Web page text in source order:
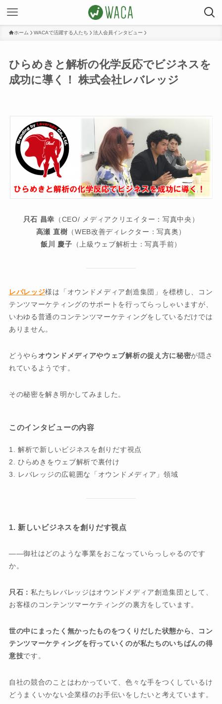
ホーム WACAで活躍する人たち 法人会員インタビュー
ひらめきと解析の化学反応でビジネスを
成功に導く！ 株式会社レバレッジ
只石 昌幸 （CEO/ メディアクリエイター：写真中央）
高瀬 直樹 （WEB改善ディレクター：写真奥）
飯川 慶子 （上級ウェブ解析士：写真手前）
レバレッジ様は「オウンドメディア創造集団」を標榜し、コン
テンツマーケティングのサポートを行ってらっしゃいますが、
いわゆる普通のコンテンツマーケティングをしているだけでは
ありません。
どうやら オウンドメディアやウェブ解析の捉え方に秘密が隠さ
れているようです。
その秘密を解き明かしてみました。
このインタビューの内容
1. 解析で新しいビジネスを創りだす視点
2. ひらめきをウェブ解析で裏付け
3. レバレッジの広範囲な「オウンドメディア」領域
1. 新しいビジネスを創りだす視点
御社はどのような事業をおこなっていらっしゃるのです
か。
只石：私たちレバレッジはオウンドメディア創造集団として、
お客様のコンテンツマーケティングの裏方をしています。
世の中にまったく無かったものをつくりだした状態から、コン
テンツマーケティングを行っていくのが私たちのいちばんの得
意技です。
自社の競合のことはわかっていて、色々な手をつくしているけ
どうまくいかない企業様のお手伝いをしたいと考えています。